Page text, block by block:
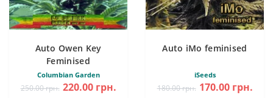
Auto Owen Key
Feminised
Columbian Garden
250.00 грн. 220.00 грн.
Auto iMo feminised
iSeeds
180.00 грн. 170.00 грн.